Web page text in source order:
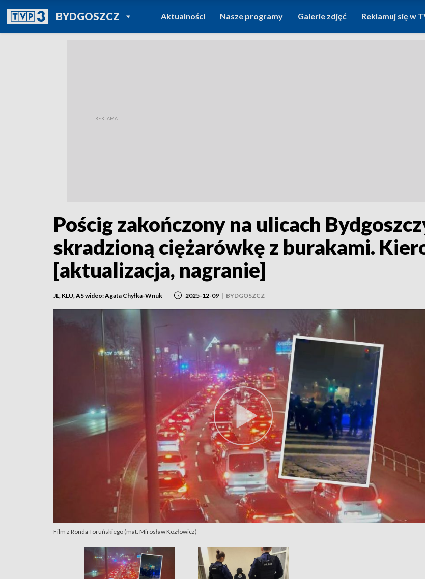
BYDGOSZCZPOWRÓT DO
TVP REGIONY
Aktualności Nasze programy Galerie zdjęć Reklamuj się w
Pościg zakończony na ulicach
skradzioną ciężarówkę z burakami.
[aktualizacja, nagranie]
JL, KLU, AS wideo: Agata Chyłka-Wnuk 2025-12-09 | BYDGOSZCZ
Film z Ronda Toruńskiego (mat. Mirosław Kozłowicz)